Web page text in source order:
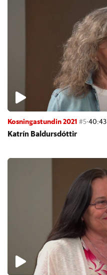
Kosningastundin 2021 #5·40:43
Katrín Bald­urs­dótt­ir